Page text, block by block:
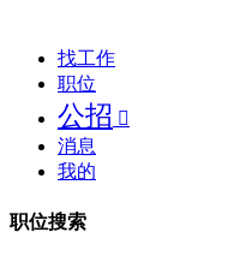
找工作
职位
公招 
消息
我的
职位搜索